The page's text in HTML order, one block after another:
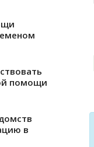
помощи
в